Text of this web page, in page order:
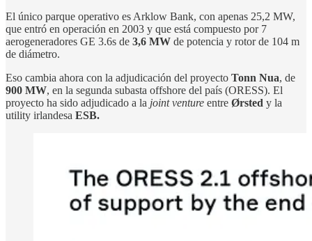
El único parque operativo es Arklow Bank, con apenas 25,2 MW,
que entró en operación en 2003 y que está compuesto por 7
aerogeneradores GE 3.6s de 3,6 MW de potencia y rotor de 104 m
de diámetro.
Eso cambia ahora con la adjudicación del proyecto Tonn Nua, de
900 MW, en la segunda subasta offshore del país (ORESS). El
proyecto ha sido adjudicado a la joint venture entre Ørsted y la
utility irlandesa ESB.